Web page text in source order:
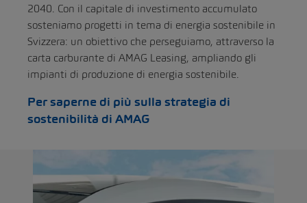
2040. Con il capitale di investimento accumulato
sosteniamo progetti in tema di energia sostenibile in
Svizzera: un obiettivo che perseguiamo, attraverso la
carta carburante di AMAG Leasing, ampliando gli
impianti di produzione di energia sostenibile.
Per saperne di più sulla strategia di
sostenibilità di AMAG